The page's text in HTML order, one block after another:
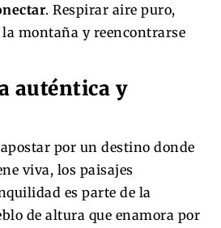
. Respirar aire puro,
montaña y reencontrarse
auténtica y
por un destino donde
viva, los paisajes
es parte de la
de altura que enamora por